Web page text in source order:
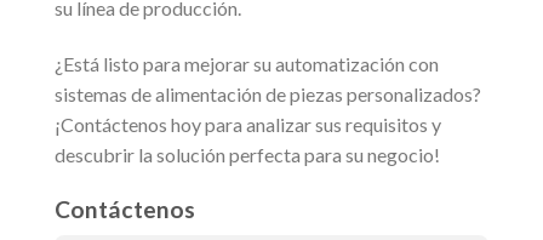
su línea de producción.
¿Está listo para mejorar su automatización con
sistemas de alimentación de piezas personalizados?
¡Contáctenos hoy para analizar sus requisitos y
descubrir la solución perfecta para su negocio!
Contáctenos